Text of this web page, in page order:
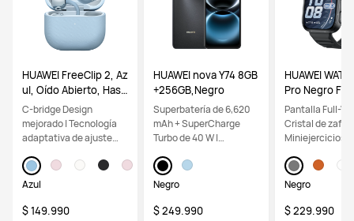
HUAWEI FreeClip 2, Az
ul, Oído Abierto, Hast
a 38 Horas de batería,
Uso Ligero
C-bridge Design
mejorado | Tecnología
adaptativa de ajuste
claras
Azul
$ 149.990
HUAWEI nova Y74 8GB
+256GB,Negro
Superbatería de 6,620
mAh + SuperCharge
Turbo de 40 W |
certificación SGS de 5
estrellas | Pantalla
EyeEase de 6.67
pulgadas
Negro
$ 249.990
HUAWEI
Pro Negro
omer Strap,
días de
atible con iOS
92
Pantalla Full-
Cristal de zafiro
Miniejercicios
Negro
$ 229.990